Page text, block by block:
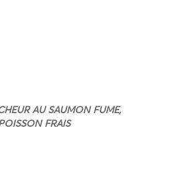
AU SAUMON FUME,
FRAIS